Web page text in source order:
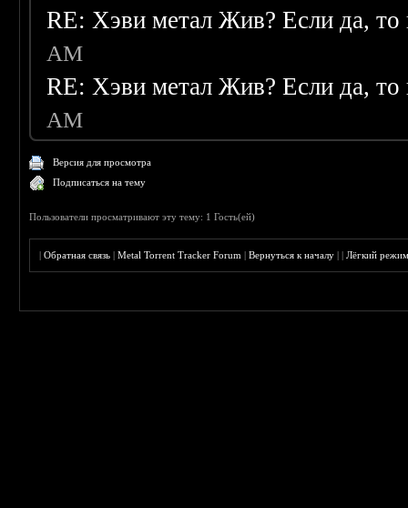
RE: Хэви метал Жив? Если да, то
AM
RE: Хэви метал Жив? Если да, то
AM
Версия для просмотра
Подписаться на тему
Пользователи просматривают эту тему: 1 Гость(ей)
|Обратная связь |Metal Torrent Tracker Forum |Вернуться к началу ||Лёгкий